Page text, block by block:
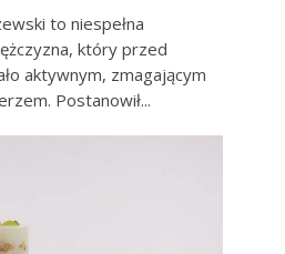
to niespełna
który przed
aktywnym, zmagającym
Postanowił...